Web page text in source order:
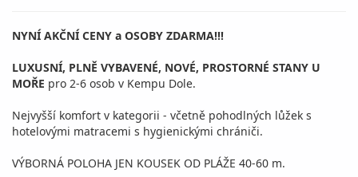
NYNÍ AKČNÍ CENY a OSOBY ZDARMA!!!
LUXUSNÍ, PLNĚ VYBAVENÉ, NOVÉ, PROSTORNÉ STANY U
MOŘE pro 2-6 osob v Kempu Dole.
Nejvyšší komfort v kategorii - včetně pohodlných lůžek s
hotelovými matracemi s hygienickými chrániči.
VÝBORNÁ POLOHA JEN KOUSEK OD PLÁŽE 40-60 m.